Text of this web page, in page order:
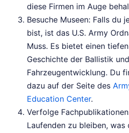
diese Firmen im Auge
Besuche Museen: Falls du
bist, ist das U.S. Army
Muss. Es bietet einen
Geschichte der Ballistik und
Fahrzeugentwicklung. Du
dazu auf der Seite des
Education Center.
Verfolge
Laufenden zu bleiben, was